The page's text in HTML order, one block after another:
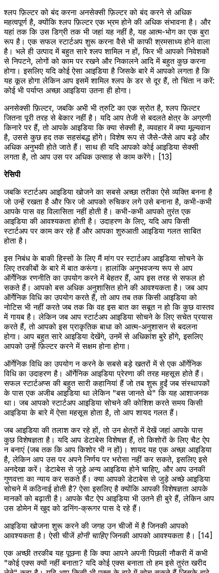
श्लप फ़िल्टर को बंद करना अनसेक्सी फ़िल्टर को बंद करने से अधिक
महत्वपूर्ण है, क्योंकि श्लप फ़िल्टर एक भ्रम होने की अधिक संभावना है। और
यहां तक कि उस डिग्री तक भी जहां यह नहीं है, यह आत्म-भोग का एक बुरा
रूप है। एक सफल स्टार्टअप शुरू करना वैसे भी काफी श्रमसाध्य होने वाला
है। भले ही उत्पाद में बहुत सारे श्लप शामिल न हों, फिर भी आपको निवेशकों
से निपटने, लोगों को काम पर रखने और निकालने आदि में बहुत कुछ करना
होगा। इसलिए यदि कोई ऐसा आइडिया है जिसके बारे में आपको लगता है कि
यह कूल होगा लेकिन आप इसमें शामिल श्लप के डर से दूर हैं, तो चिंता न करें:
कोई भी पर्याप्त अच्छा आइडिया उतना ही होगा।
अनसेक्सी फ़िल्टर, जबकि अभी भी त्रुटि का एक स्रोत है, श्लप फ़िल्टर
जितना पूरी तरह से बेकार नहीं है। यदि आप तेजी से बदलते क्षेत्र के अग्रणी
किनारे पर हैं, तो आपके आइडिया कि क्या सेक्सी है, व्यवहार में क्या मूल्यवान
है, उससे कुछ हद तक सहसंबद्ध होंगे। विशेष रूप से जैसे-जैसे आप बड़े और
अधिक अनुभवी होते जाते हैं। साथ ही यदि आपको कोई आइडिया सेक्सी
लगता है, तो आप उस पर अधिक उत्साह से काम करेंगे। [13]
रेसिपी
जबकि स्टार्टअप आइडिया खोजने का सबसे अच्छा तरीका ऐसे व्यक्ति बनना है
जो उन्हें रखता है और फिर जो आपको रुचिकर लगे उसे बनाना है, कभी-कभी
आपके पास वह विलासिता नहीं होती है। कभी-कभी आपको तुरंत एक
आइडिया की आवश्यकता होती है। उदाहरण के लिए, यदि आप किसी
स्टार्टअप पर काम कर रहे हैं और आपका शुरुआती आइडिया गलत साबित
होता है।
इस निबंध के बाकी हिस्सों के लिए मैं मांग पर स्टार्टअप आइडिया सोचने के
लिए तरकीबों के बारे में बात करूंगा। हालांकि अनुभवजन्य रूप से आप
ऑर्गेनिक रणनीति का उपयोग करने में बेहतर हैं, आप इस तरह से सफल हो
सकते हैं। आपको बस अधिक अनुशासित होने की आवश्यकता है। जब आप
ऑर्गेनिक विधि का उपयोग करते हैं, तो आप तब तक किसी आइडिया को
नोटिस भी नहीं करते जब तक कि वह इस बात का सबूत न हो कि कुछ वास्तव
में गायब है। लेकिन जब आप स्टार्टअप आइडिया सोचने के लिए सचेत प्रयास
करते हैं, तो आपको इस प्राकृतिक बाधा को आत्म-अनुशासन से बदलना
होगा। आप बहुत सारे आइडिया देखेंगे, उनमें से अधिकांश बुरे होंगे, इसलिए
आपको उन्हें फ़िल्टर करने में सक्षम होना होगा।
ऑर्गेनिक विधि का उपयोग न करने के सबसे बड़े खतरों में से एक ऑर्गेनिक
विधि का उदाहरण है। ऑर्गेनिक आइडिया प्रेरणा की तरह महसूस होते हैं।
सफल स्टार्टअप्स की बहुत सारी कहानियां हैं जो तब शुरू हुईं जब संस्थापकों
के पास एक अजीब आइडिया था लेकिन "बस जानते थे" कि यह आशाजनक
था। जब आपको स्टार्टअप आइडिया सोचने की कोशिश करते समय किसी
आइडिया के बारे में ऐसा महसूस होता है, तो आप शायद गलत हैं।
जब आइडिया की तलाश कर रहे हों, तो उन क्षेत्रों में देखें जहां आपके पास
कुछ विशेषज्ञता है। यदि आप डेटाबेस विशेषज्ञ हैं, तो किशोरों के लिए चैट ऐप
न बनाएं (जब तक कि आप किशोर भी न हों)। शायद यह एक अच्छा आइडिया
है, लेकिन आप उस पर अपने निर्णय पर भरोसा नहीं कर सकते, इसलिए इसे
अनदेखा करें। डेटाबेस से जुड़े अन्य आइडिया होने चाहिए, और आप उनकी
गुणवत्ता का न्याय कर सकते हैं। क्या आपको डेटाबेस से जुड़े अच्छे आइडिया
सोचने में कठिनाई होती है? ऐसा इसलिए है क्योंकि आपकी विशेषज्ञता आपके
मानकों को बढ़ाती है। आपके चैट ऐप आइडिया भी उतने ही बुरे हैं, लेकिन आप
उस डोमेन में खुद को डनिंग-क्रूगर पास दे रहे हैं।
आइडिया खोजना शुरू करने की जगह उन चीजों में है जिनकी आपको
आवश्यकता है। ऐसी चीजें होनी चाहिएजिनकी आपको आवश्यकता है। [14]
एक अच्छी तरकीब यह पूछना है कि क्या आपने अपनी पिछली नौकरी में कभी
"कोई एक्स क्यों नहीं बनाता? यदि कोई एक्स बनाता तो हम इसे तुरंत खरीद